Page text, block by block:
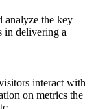
analyze the key
in delivering a
interact with
on metrics the